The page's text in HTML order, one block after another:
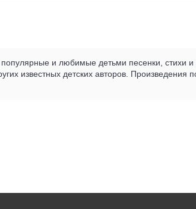
и любимые детьми песенки, стихи и
известных детских авторов. Произведения